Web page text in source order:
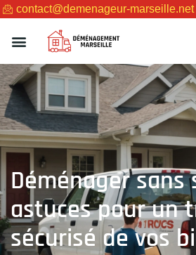
contact@demenageur-marseille.net
Déménager sans
astuces pour un
sécurisé de vos